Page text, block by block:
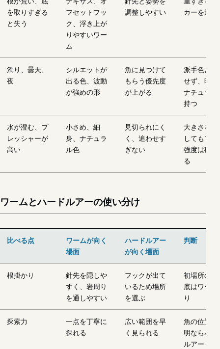
を取りすぎる
と失う
フセットフッ
ク、浮き上が
りやすいワー
ム
調整しやすい
カーを避け
濁り、曇天、
夜
シルエットが
出る色、波動
が強めの形
魚に見つけて
もらう優先度
が上がる
派手色だけ
せず、暗色
ナチュラル
持つ
水が澄む、プ
レッシャーが
高い
小さめ、細
身、ナチュラ
ル色
見切られにく
く、追わせす
ぎない
大きさを落
してもフッ
強度は確認
る
ワームとハードルアーの使い分け
比べる点
ワームが向く
場面
ハードルアー
が向く場面
判断
根掛かり
針先を隠しや
すく、岩周り
を通しやすい
フックが出て
いるため場所
を選ぶ
初場所の荒
底はワーム
り
探索力
一点を丁寧に
探れる
広い範囲を早
く見られる
魚の位置が
明ならハー
ルアーも使